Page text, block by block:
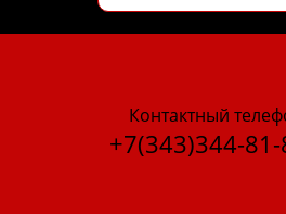
Контактный
+7(343)344-